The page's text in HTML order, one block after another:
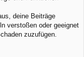
deine Beiträge
verstoßen oder geeignet
zuzufügen.